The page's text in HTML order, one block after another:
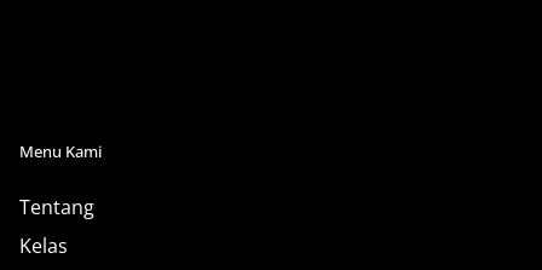
Menu Kami
Tentang
Kelas